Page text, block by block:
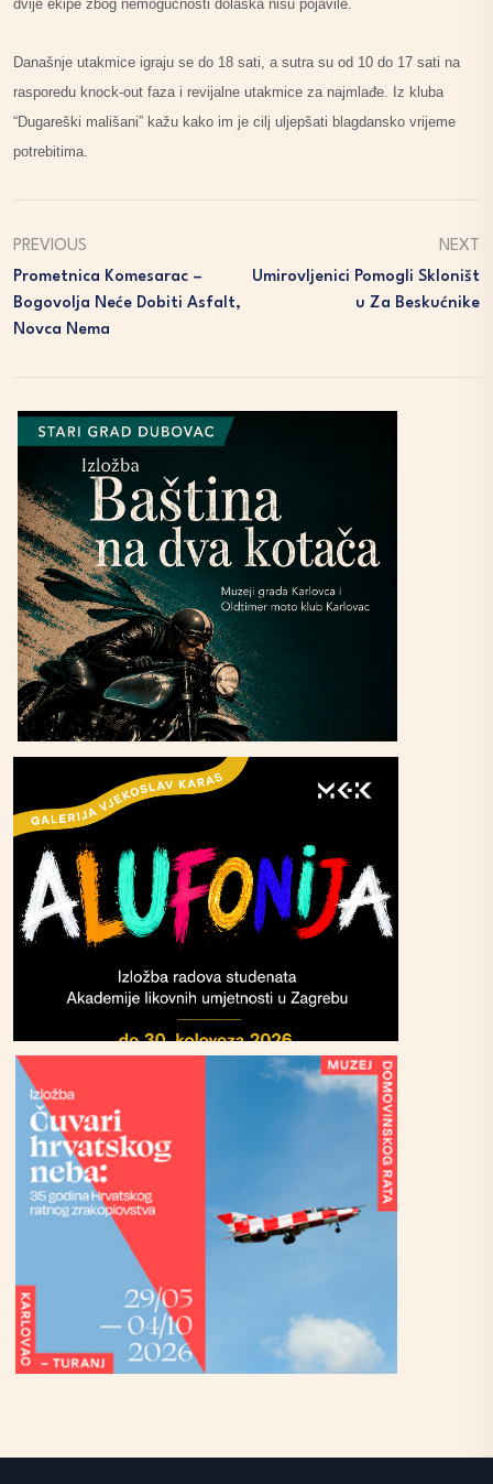
dvije ekipe zbog nemogućnosti dolaska nisu pojavile.
Današnje utakmice igraju se do 18 sati, a sutra su od 10 do 17 sati na
rasporedu knock-out faza i revijalne utakmice za najmlađe. Iz kluba
“Dugareški mališani” kažu kako im je cilj uljepšati blagdansko vrijeme
potrebitima.
PREVIOUS
Prometnica Komesarac –
Bogovolja Neće Dobiti Asfalt,
Novca Nema
NEXT
Umirovljenici Pomogli Skloništ
U Za Beskućnike